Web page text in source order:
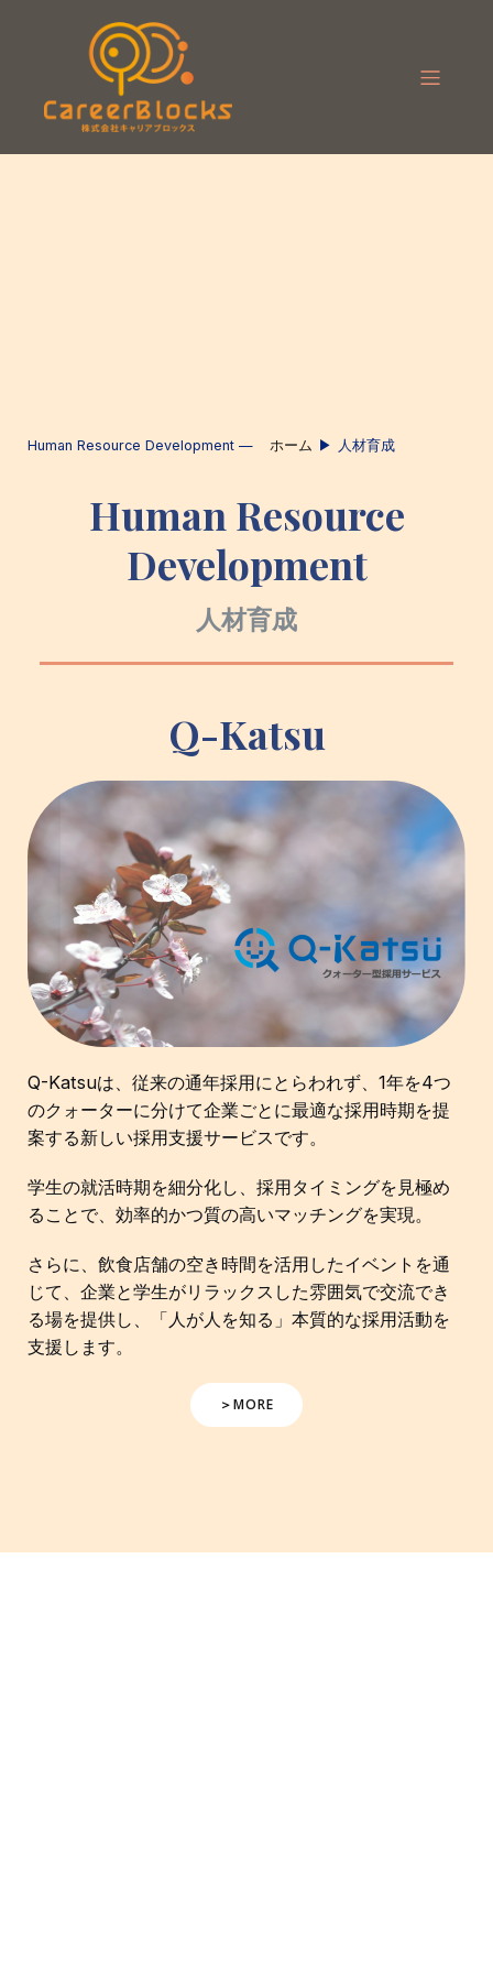
Human Resource Development — ホーム 人材育成
Human Resource
Development
人材育成
Q-Katsu
Q-Katsuは、従来の通年採用にとらわれず、1年を4つ
のクォーターに分けて企業ごとに最適な採用時期を提
案する新しい採用支援サービスです。
学生の就活時期を細分化し、採用タイミングを見極め
ることで、効率的かつ質の高いマッチングを実現。
さらに、飲食店舗の空き時間を活用したイベントを通
じて、企業と学生がリラックスした雰囲気で交流でき
る場を提供し、「人が人を知る」本質的な採用活動を
支援します。
＞MORE